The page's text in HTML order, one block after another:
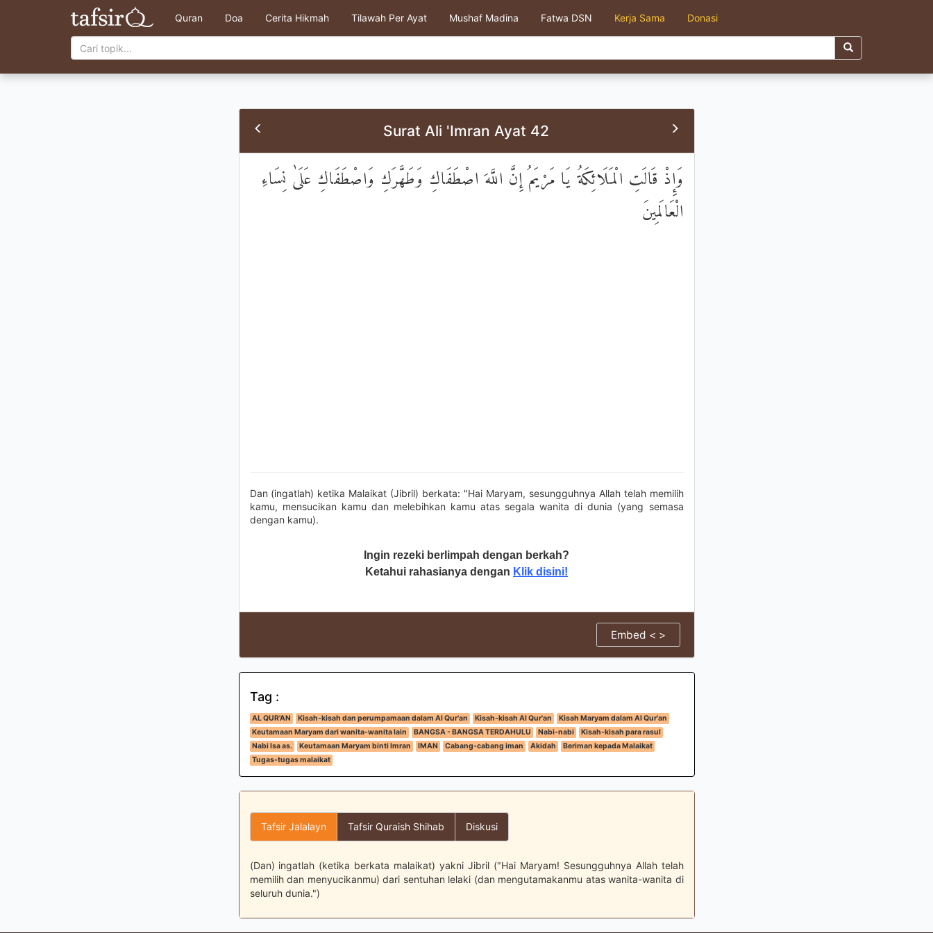
Quran Doa Cerita Hikmah Tilawah Per Ayat Mushaf Madina Fatwa DSN Kerja Sama Donasi
Surat Ali 'Imran Ayat 42
وَإِذْ قَالَتِ الْمَلَائِكَةُ يَا مَرْيَمُ إِنَّ اللَّهَ اصْطَفَاكِ وَطَهَّرَكِ وَاصْطَفَاكِ عَلَىٰ نِسَاءِ
الْعَالَمِينَ
Dan (ingatlah) ketika Malaikat (Jibril) berkata: "Hai Maryam, sesungguhnya Allah telah memilih
kamu, mensucikan kamu dan melebihkan kamu atas segala wanita di dunia (yang semasa
dengan kamu).
Ingin rezeki berlimpah dengan berkah?
Ketahui rahasianya dengan Klik disini!
Embed < >
Tag :
AL QUR'AN Kisah-kisah dan perumpamaan dalam Al Qur'an Kisah-kisah Al Qur'an
Kisah Maryam dalam Al Qur'an
Keutamaan Maryam dari wanita-wanita lain
BANGSA - BANGSA TERDAHULU Nabi-nabi
Kisah-kisah para rasul
Nabi Isa as.
Keutamaan Maryam binti Imran IMAN Cabang-cabang iman Akidah
Beriman kepada Malaikat
Tugas-tugas malaikat
Tafsir Jalalayn Tafsir Quraish Shihab Diskusi
(Dan) ingatlah (ketika berkata malaikat) yakni Jibril ("Hai Maryam! Sesungguhnya Allah telah
memilih dan menyucikanmu) dari sentuhan lelaki (dan mengutamakanmu atas wanita-wanita di
seluruh dunia.")